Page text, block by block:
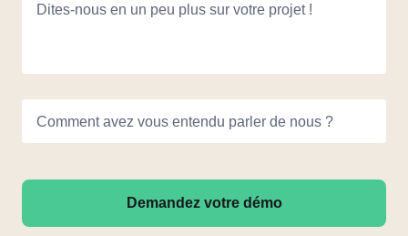
Dites-nous en un peu plus sur votre projet !
Comment avez vous entendu parler de nous ?
Demandez votre démo